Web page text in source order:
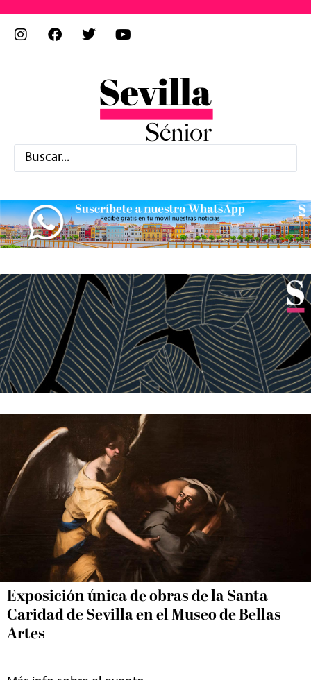
Exposición única de obras de la Santa
Caridad de Sevilla en el Museo de Bellas
Artes